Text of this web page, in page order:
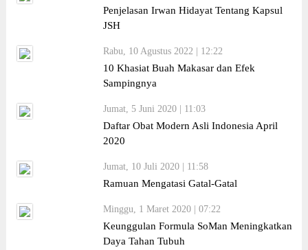
Penjelasan Irwan Hidayat Tentang Kapsul
JSH
Rabu, 10 Agustus 2022 | 12:22
10 Khasiat Buah Makasar dan Efek
Sampingnya
Jumat, 5 Juni 2020 | 11:03
Daftar Obat Modern Asli Indonesia April
2020
Jumat, 10 Juli 2020 | 11:58
Ramuan Mengatasi Gatal-Gatal
Minggu, 1 Maret 2020 | 07:22
Keunggulan Formula SoMan Meningkatkan
Daya Tahan Tubuh